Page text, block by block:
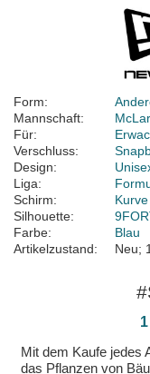
Form:
Mannschaft:
Für:
Verschluss:
Design:
Liga:
Schirm:
Kurve
Silhouette:
Farbe:
Blau
Artikelzustand:
Neu;
Mit dem Kaufe jedes
das Pflanzen von